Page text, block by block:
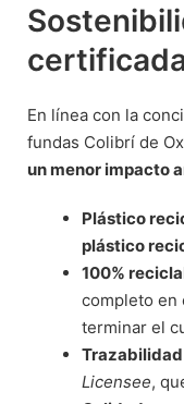
En línea con la
fundas Colibrí de
un menor impacto
Plástico
plástico
100%
completo en
terminar el
Licensee,